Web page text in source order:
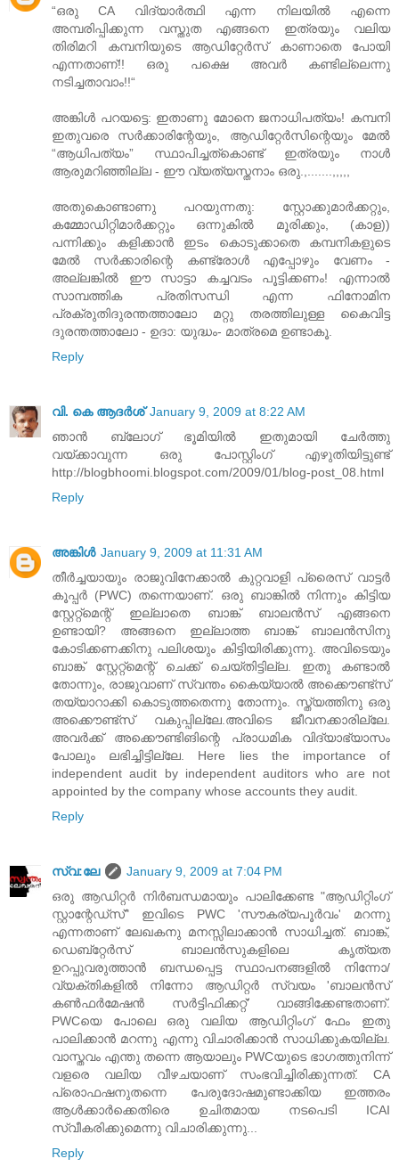
“ഒരു CA വിദ്യാര്‍ത്ഥി എന്ന നിലയില്‍ എന്നെ
അമ്പരിപ്പിക്കുന്ന വസ്തുത എങ്ങനെ ഇത്രയും വലിയ
തിരിമറി കമ്പനിയുടെ ആഡിറ്റേര്‍സ്‌ കാണാതെ പോയി
എന്നതാണ്‌!! ഒരു പക്ഷെ അവര്‍ കണ്ടില്ലെന്നു
നടിച്ചതാവാം!!“
അങ്കിള്‍ പറയട്ടെ: ഇതാണു മോനെ ജനാധിപത്യം! കമ്പനി
ഇതുവരെ സര്‍ക്കാരിന്റേയും, ആഡിറ്റേര്‍സിന്റെയും മേല്‍
“ആധിപത്യം” സ്ഥാപിച്ചത്കൊണ്ട് ഇത്രയും നാള്‍
ആരുമറിഞ്ഞില്ല - ഈ വ്യത്യസ്തനാം ഒരു.,.......,,,,,
അതുകൊണ്ടാണു പറയുന്നതു: സ്റ്റോക്കുമാര്‍ക്കറ്റും,
കമ്മോഡിറ്റിമാര്‍ക്കറ്റും ഒന്നുകില്‍ മൂരിക്കും, (കാള))
പന്നിക്കും കളിക്കാന്‍ ഇടം കൊടുക്കാതെ കമ്പനികളുടെ
മേല്‍ സര്‍ക്കാരിന്റെ കണ്ട്രോള്‍ എപ്പോഴും വേണം -
അല്ലങ്കില്‍ ഈ സാട്ടാ കച്ചവടം പൂട്ടിക്കണം! എന്നാല്‍
സാമ്പത്തിക പ്രതിസന്ധി എന്ന ഫിനോമിന
പ്രക്രുതിദുരന്തത്താലോ മറ്റു തരത്തിലുള്ള കൈവിട്ട
ദുരന്തത്താലോ - ഉദാ: യുദ്ധം- മാത്രമെ ഉണ്ടാകൂ.
Reply
വി. കെ ആദര്‍ശ് January 9, 2009 at 8:22 AM
ഞാന്‍ ബ്ലോഗ്‌ ഭൂമിയില്‍ ഇതുമായി ചേര്‍ത്തു
വയ്ക്കാവുന്ന ഒരു പോസ്റ്റിംഗ് എഴുതിയിട്ടുണ്ട്
http://blogbhoomi.blogspot.com/2009/01/blog-post_08.html
Reply
അങ്കിള്‍ January 9, 2009 at 11:31 AM
തീര്‍ച്ചയായും രാജുവിനേക്കാല്‍ കുറ്റവാളി പ്രൈസ് വാട്ടര്‍
കൂപ്പര്‍ (PWC) തന്നെയാണ്. ഒരു ബാങ്കില്‍ നിന്നും കിട്ടിയ
സ്റ്റേറ്റ്മെന്റ് ഇല്ലാതെ ബാങ്ക് ബാലന്‍സ് എങ്ങനെ
ഉണ്ടായി? അങ്ങനെ ഇല്ലാത്ത ബാങ്ക് ബാലന്‍സിനു
കോടിക്കണക്കിനു പലിശയും കിട്ടിയിരിക്കുന്നു. അവിടെയും
ബാങ്ക് സ്റ്റേറ്റ്മെന്റ് ചെക്ക് ചെയ്തിട്ടില്ല. ഇതു കണ്ടാല്‍
തോന്നും, രാജുവാണ് സ്വന്തം കൈയ്യാല്‍ അക്കൌണ്ട്സ്
തയ്യാറാക്കി കൊടുത്തതെന്നു തോന്നും. സ്ത്യത്തിനു ഒരു
അക്കൌണ്ട്സ് വകുപ്പില്ലേ.അവിടെ ജീവനക്കാരില്ലേ.
അവര്‍ക്ക് അക്കൌണ്ടിങിന്റെ പ്രാധമിക വിദ്യാഭ്യാസം
പോലും ലഭിച്ചിട്ടില്ലേ. Here lies the importance of
independent audit by independent auditors who are not
appointed by the company whose accounts they audit.
Reply
സ്വ:ലേ
January 9, 2009 at 7:04 PM
ഒരു ആഡിറ്റര്‍ നിര്‍ബന്ധമായും പാലിക്കേണ്ട "ആഡിറ്റിംഗ്‌
സ്റ്റാന്റേഡ്സ്‌" ഇവിടെ PWC 'സൗകര്യപൂര്‍വം' മറന്നു
എന്നതാണ്‌ ലേഖകനു മനസ്സിലാക്കാന്‍ സാധിച്ചത്‌. ബാങ്ക്‌,
ഡെബ്റ്റേര്‍സ്‌ ബാലന്‍സുകളിലെ കൃത്യത
ഉറപ്പുവരുത്താന്‍ ബന്ധപ്പെട്ട സ്ഥാപനങ്ങളില്‍ നിന്നോ/
വ്യക്തികളില്‍ നിന്നോ ആഡിറ്റര്‍ സ്വയം 'ബാലന്‍സ്‌
കണ്‍ഫര്‍മേഷന്‍ സര്‍ട്ടിഫിക്കറ്റ്‌' വാങ്ങിക്കേണ്ടതാണ്‌.
PWCയെ പോലെ ഒരു വലിയ ആഡിറ്റിംഗ്‌ ഫേം ഇതു
പാലിക്കാന്‍ മറന്നു എന്നു വിചാരിക്കാന്‍ സാധിക്കുകയില്ല.
വാസ്തവം എന്തു തന്നെ ആയാലും PWCയുടെ ഭാഗത്തുനിന്ന്
വളരെ വലിയ വീഴചയാണ്‌ സംഭവിച്ചിരിക്കുന്നത്‌. CA
പ്രൊഫഷനുതന്നെ പേരുദോഷമുണ്ടാക്കിയ ഇത്തരം
ആള്‍ക്കാര്‍ക്കെതിരെ ഉചിതമായ നടപെടി ICAI
സ്വീകരിക്കുമെന്നു വിചാരിക്കുന്നു...
Reply